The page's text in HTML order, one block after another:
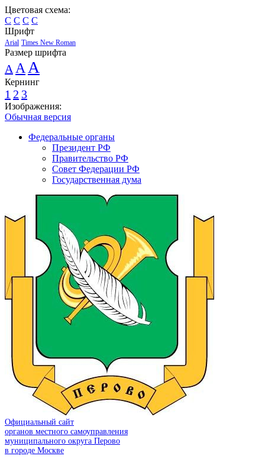
Цветовая схема:
C C C C
Шрифт
Arial Times New Roman
Размер шрифта
A A A
Кернинг
1 2 3
Изображения:
Обычная версия
Федеральные органы
Президент РФ
Правительство РФ
Совет Федерации РФ
Государственная дума
Официальный сайт
органов местного самоуправления
муниципального округа Перово
в городе Москве